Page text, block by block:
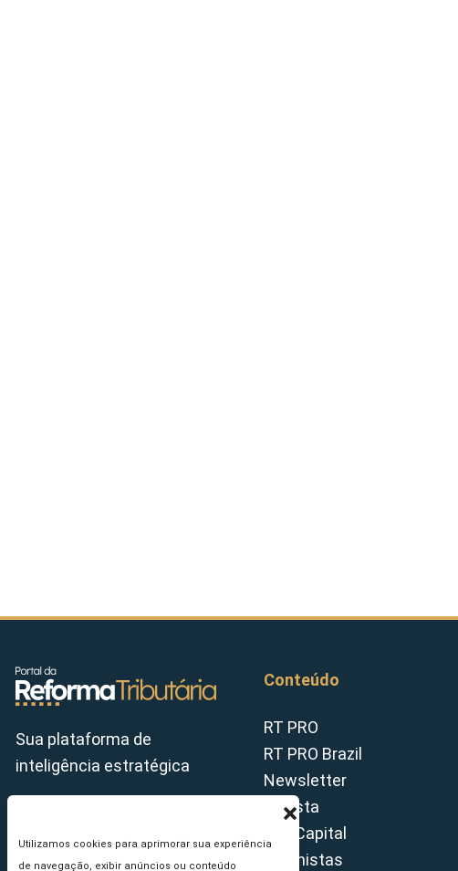
Utilizamos cookies para aprimorar sua experiência
de navegação, exibir anúncios ou conteúdo
Sua plataforma de
inteligência estratégica
Conteúdo
RT PRO
RT PRO Brazil
Newsletter
Revista
Tax Capital
Colunistas